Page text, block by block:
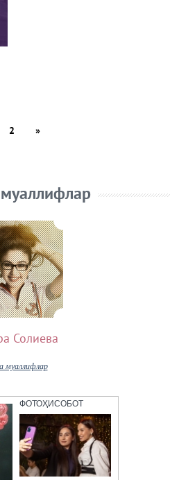
2 »
Солиева
муаллифлар
ФОТОҲИСОБОТ